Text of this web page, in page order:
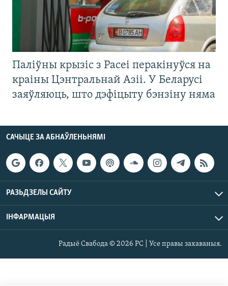
Паліўны крызіс з Расеі перакінуўся на
краіны Цэнтральнай Азіі. У Беларусі
заяўляюць, што дэфіцыту бэнзіну няма
САЧЫЦЕ ЗА АБНАЎЛЕНЬНЯМІ
РАЗЬДЗЕЛЫ САЙТУ
ІНФАРМАЦЫЯ
Радыё Свабода © 2026 РС | Усе правы захаваныя.